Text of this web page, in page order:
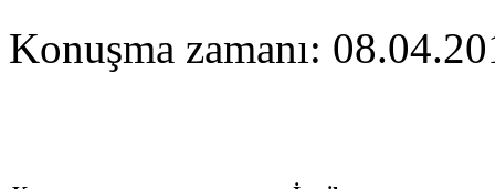
Konuşma zamanı: